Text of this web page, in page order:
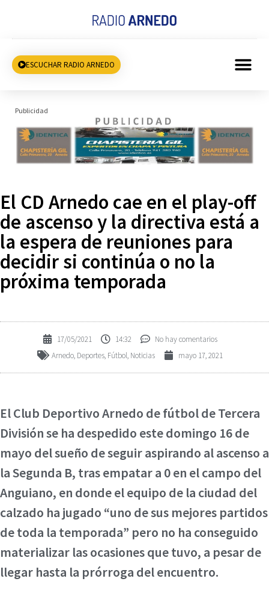
ESCUCHAR RADIO ARNEDO
Publicidad
El CD Arnedo cae en el play-off
de ascenso y la directiva está a
la espera de reuniones para
decidir si continúa o no la
próxima temporada
17/05/2021 14:32
No hay comentarios
Arnedo, Deportes, Fútbol, Noticias mayo 17, 2021
El Club Deportivo Arnedo de fútbol de Tercera
División se ha despedido este domingo 16 de
mayo del sueño de seguir aspirando al ascenso a
la Segunda B, tras empatar a 0 en el campo del
Anguiano, en donde el equipo de la ciudad del
calzado ha jugado “uno de sus mejores partidos
de toda la temporada” pero no ha conseguido
materializar las ocasiones que tuvo, a pesar de
llegar hasta la prórroga del encuentro.